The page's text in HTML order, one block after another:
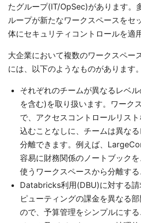
たグループ(IT/OpSec)があります。
ループが新たなワークスペースをセ
体にセキュリティコントロールを適
大企業において複数のワークスペー
には、以下のようなものがあります。
それぞれのチームが異なるレベ
を含む)を取り扱います。ワーク
で、アクセスコントロールリス
込むことなしに、チームは異な
分離できます。例えば、
容易に財務関係のノートブック
使うワークスペースから分離する
Databricks利用(DBU)に対する
ピューティングの課金を異なる
ので、予算管理をシンプルにする